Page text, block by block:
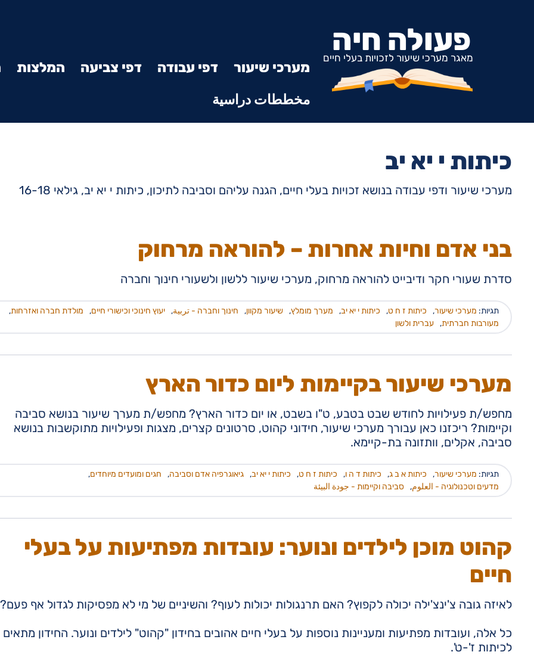
פעולה חיה
מאגר מערכי שיעור לזכויות בעלי חיים
מערכי שיעור דפי עבודה דפי צביעה המלצות
مخططات دراسية
כיתות י יא יב
מערכי שיעור ודפי עבודה בנושא זכויות בעלי חיים, הגנה עליהם וסביבה לתיכון, כיתות י יא יב, גילאי 16-18
בני אדם וחיות אחרות – להוראה מרחוק
סדרת שעורי חקר ודיבייט להוראה מרחוק, מערכי שיעור ללשון ולשעורי חינוך וחברה
תגיות: מערכי שיעור, כיתות ז ח ט, כיתות י יא יב, מערך מומלץ, שיעור מקוון, חינוך וחברה - تربية, יעוץ חינוכי וכישורי חיים, מולדת חברה ואזרחות,
מעורבות חברתית, עברית ולשון
מערכי שיעור בקיימות ליום כדור הארץ
מחפש/ת פעילויות לחודש שבט בטבע, ט"ו בשבט, או יום כדור הארץ? מחפש/ת מערך שיעור בנושא סביבה
וקיימות? ריכזנו כאן עבורך מערכי שיעור, חידוני קהוט, סרטונים קצרים, מצגות ופעילויות מתוקשבות בנושא
סביבה, אקלים, וותזונה בת-קיימא.
תגיות: מערכי שיעור, כיתות א ב ג, כיתות ד ה ו, כיתות ז ח ט, כיתות י יא יב, גיאוגרפיה אדם וסביבה, חגים ומועדים מיוחדים,
מדעים וטכנולוגיה - العلوم, סביבה וקיימות - جودة البيئة
קהוט מוכן לילדים ונוער: עובדות מפתיעות על בעלי
חיים
לאיזה גובה צ'ינצ'ילה יכולה לקפוץ? האם תרנגולות יכולות לעוף? והשיניים של מי לא מפסיקות לגדול אף פעם?
כל אלה, ועובדות מפתיעות ומעניינות נוספות על בעלי חיים אהובים בחידון "קהוט" לילדים ונוער. החידון מתאים
לכיתות ז'-ט'.